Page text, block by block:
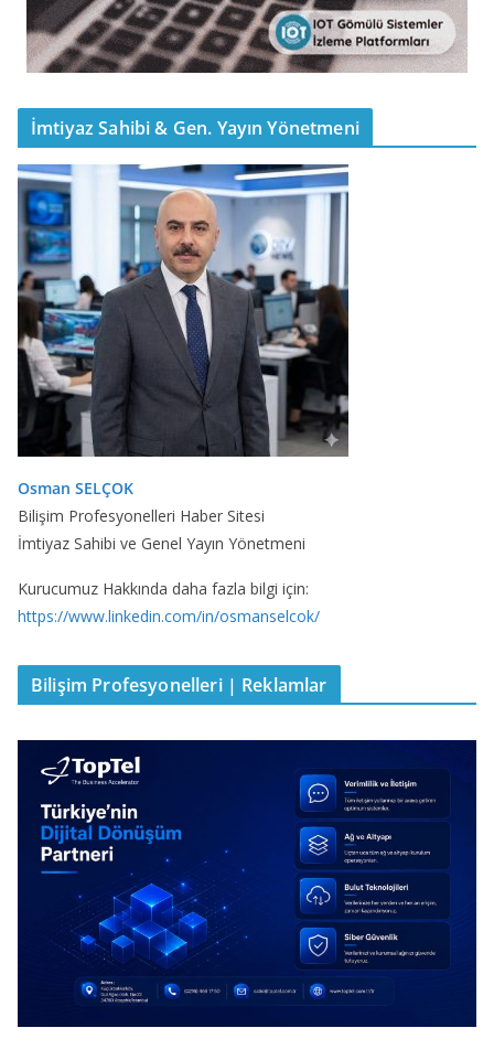
İmtiyaz Sahibi & Gen. Yayın Yönetmeni
Osman SELÇOK
Bilişim Profesyonelleri Haber Sitesi
İmtiyaz Sahibi ve Genel Yayın Yönetmeni
Kurucumuz Hakkında daha fazla bilgi için:
https://www.linkedin.com/in/osmanselcok/
Bilişim Profesyonelleri | Reklamlar